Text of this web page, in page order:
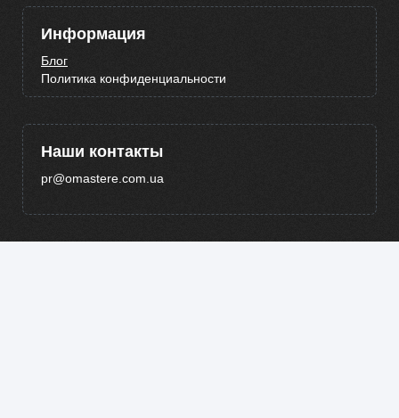
Информация
Блог
Политика конфиденциальности
Наши контакты
pr@omastere.com.ua